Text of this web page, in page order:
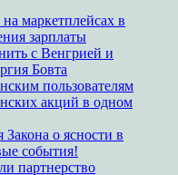
маркетплейсах в
зарплаты
с Венгрией и
Бовта
пользователям
акций в одном
о ясности в
события!
партнерство